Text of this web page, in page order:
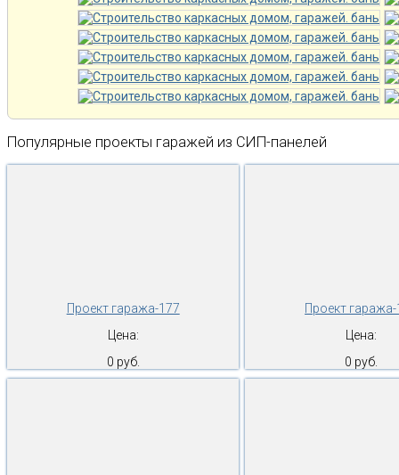
Популярные проекты гаражей из СИП-панелей
Проект гаража-177
Цена:
0 руб.
Проект
Цена:
0 руб.